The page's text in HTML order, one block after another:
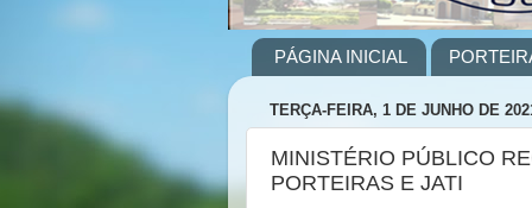
PÁGINA INICIAL
TERÇA-FEIRA, 1 DE JUNHO DE
MINISTÉRIO PÚBLICO
PORTEIRAS E JATI